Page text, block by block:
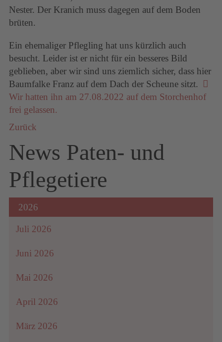
Nester. Der Kranich muss dagegen auf dem Boden
brüten.
Ein ehemaliger Pflegling hat uns kürzlich auch
besucht. Leider ist er nicht für ein besseres Bild
geblieben, aber wir sind uns ziemlich sicher, dass hier
Baumfalke Franz auf dem Dach der Scheune sitzt.
Wir hatten ihn am 27.08.2022 auf dem Storchenhof
frei gelassen.
Zurück
News Paten- und
Pflegetiere
2026
Juli 2026
Juni 2026
Mai 2026
April 2026
März 2026